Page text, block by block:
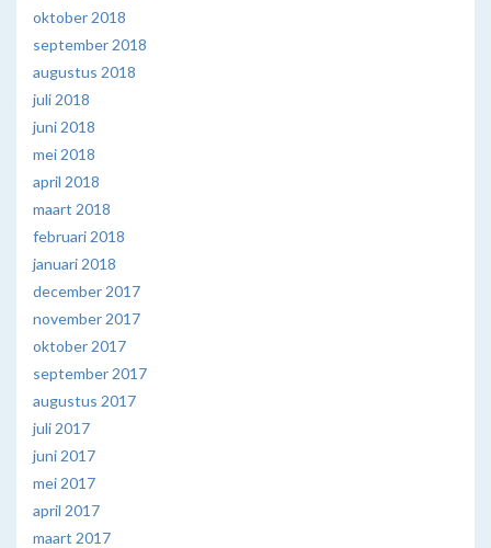
oktober 2018
september 2018
augustus 2018
juli 2018
juni 2018
mei 2018
april 2018
maart 2018
februari 2018
januari 2018
december 2017
november 2017
oktober 2017
september 2017
augustus 2017
juli 2017
juni 2017
mei 2017
april 2017
maart 2017